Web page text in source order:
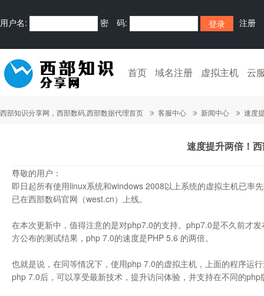
用户名: 密 码: 注册
首页 域名注册 虚拟主机 云
西部知识分享网，西部数码,西部数据代理首页 客服中心 新闻中心 速度
速度提升两倍！
尊敬的用户：
即日起所有使用linux系统和windows 2008以上系统的虚拟主机已
已在西部数码官网（west.cn）上线。
在本次更新中，值得注意的是对php7.0的支持。php7.0是不久前才
方公布的测试结果，php 7.0的速度是PHP 5.6 的两倍。
也就是说，在同等情况下，使用php 7.0的虚拟主机，上面的程序运
php 7.0后，可以享受最新技术，提升访问体验，并支持在不同的php